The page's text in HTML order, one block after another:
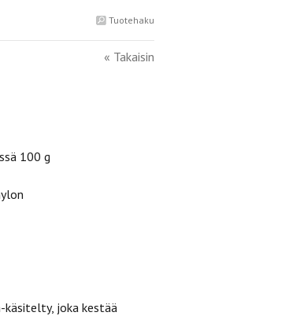
Tuotehaku
« Takaisin
100 g
käsitelty, joka kestää